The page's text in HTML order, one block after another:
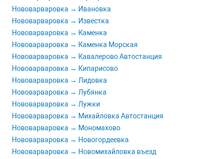
Нововарваровка → Ивановка
Нововарваровка → Известка
Нововарваровка → Каменка
Нововарваровка → Каменка Морская
Нововарваровка → Кавалерово Автостанция
Нововарваровка → Кипарисово
Нововарваровка → Лидовка
Нововарваровка → Лубянка
Нововарваровка → Лужки
Нововарваровка → Михайловка Автостанция
Нововарваровка → Мономахово
Нововарваровка → Новогордеевка
Нововарваровка → Новомихайловка въезд